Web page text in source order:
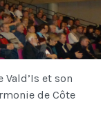
Vald’Is et son
de Côte